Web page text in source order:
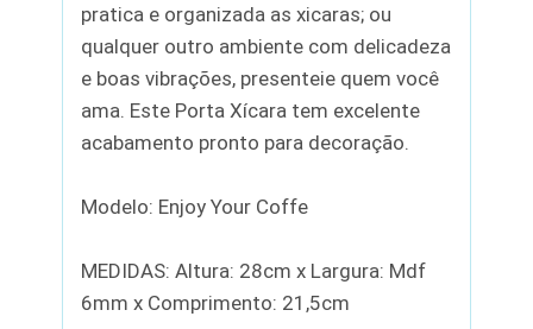
pratica e organizada as xicaras; ou
qualquer outro ambiente com delicadeza
e boas vibrações, presenteie quem você
ama. Este Porta Xícara tem excelente
acabamento pronto para decoração.
Modelo: Enjoy Your Coffe
MEDIDAS: Altura: 28cm x Largura: Mdf
6mm x Comprimento: 21,5cm